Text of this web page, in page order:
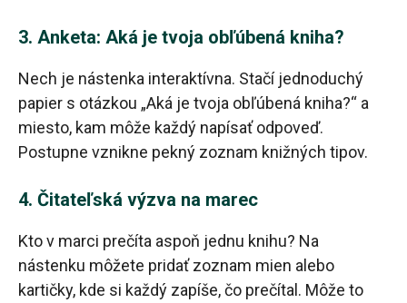
3. Anketa: Aká je tvoja obľúbená kniha?
Nech je nástenka interaktívna. Stačí jednoduchý
papier s otázkou „Aká je tvoja obľúbená kniha?“ a
miesto, kam môže každý napísať odpoveď.
Postupne vznikne pekný zoznam knižných tipov.
4. Čitateľská výzva na marec
Kto v marci prečíta aspoň jednu knihu? Na
nástenku môžete pridať zoznam mien alebo
kartičky, kde si každý zapíše, čo prečítal. Môže to